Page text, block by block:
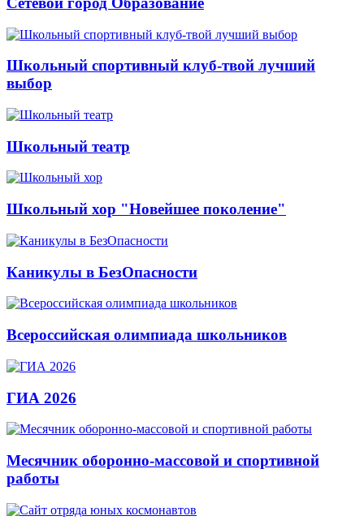
Школьный спортивный клуб-твой лучший
выбор
Школьный театр
Школьный хор "Новейшее поколение"
Каникулы в БезОпасности
Всероссийская олимпиада школьников
ГИА 2026
Месячник оборонно-массовой и спортивной
работы